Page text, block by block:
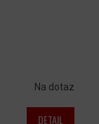
Na dotaz
DETAIL